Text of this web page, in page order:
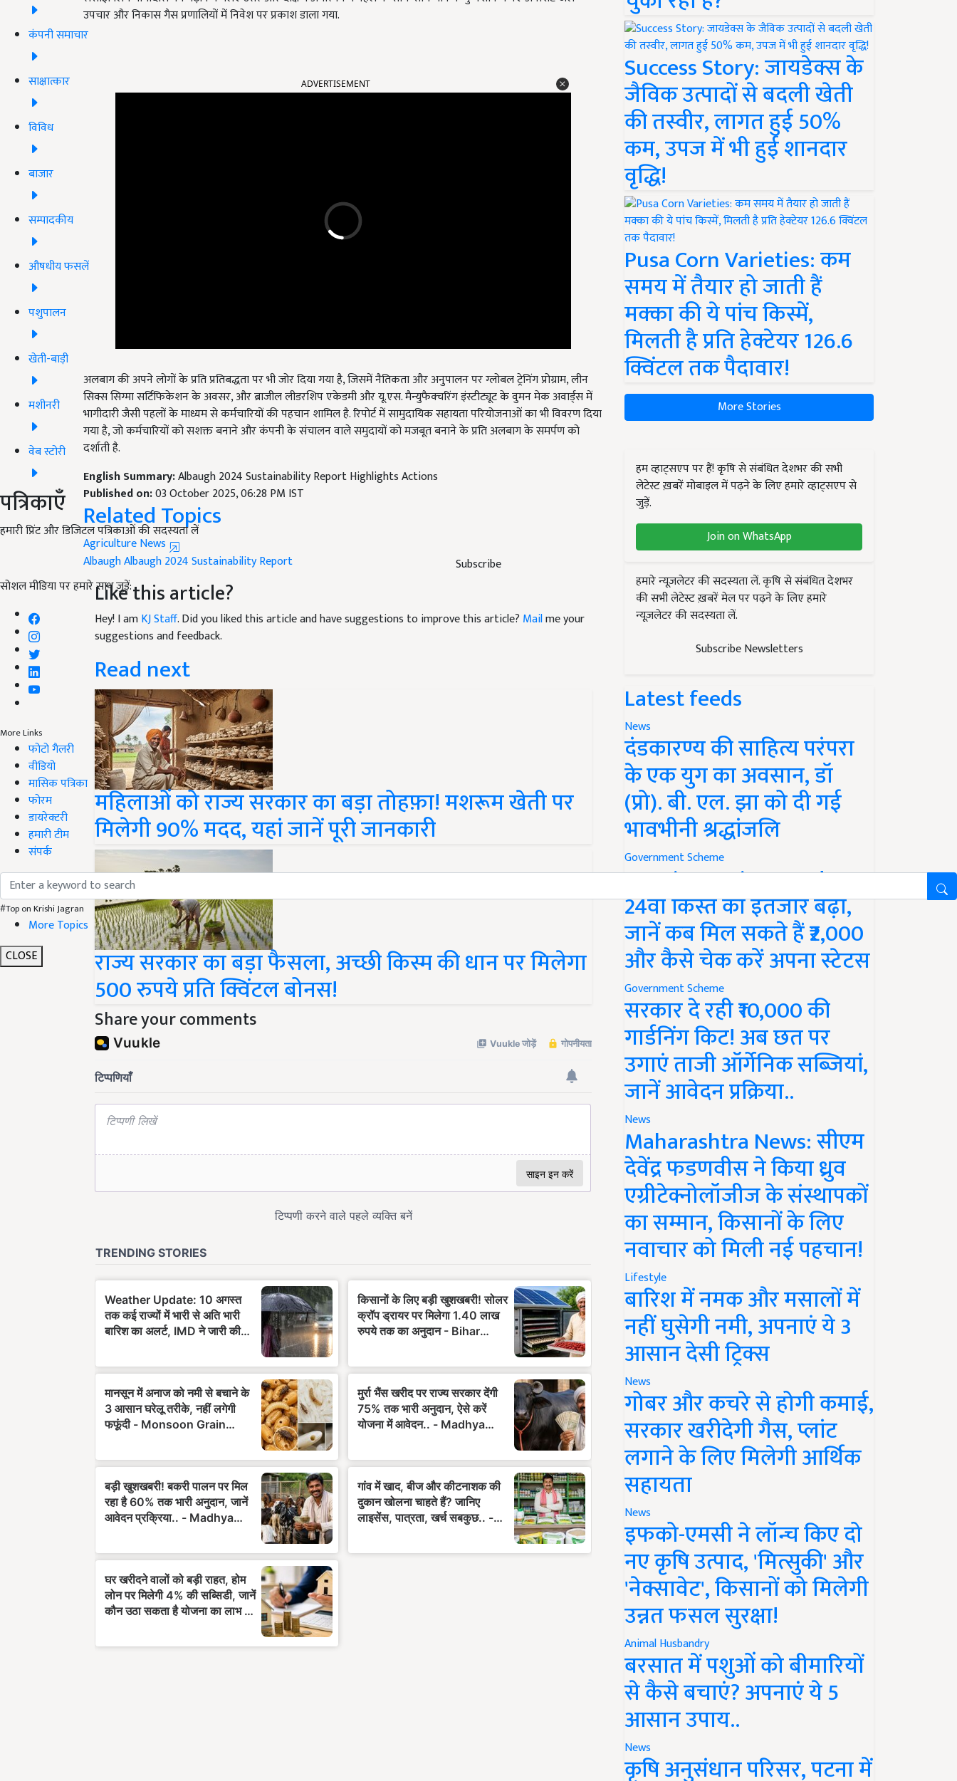
कंपनी समाचार
साक्षात्कार
विविध
बाजार
सम्पादकीय
औषधीय फसलें
पशुपालन
खेती-बाड़ी
मशीनरी
वेब स्टोरी
पत्रिकाएँ
हमारी प्रिंट और डिजिटल पत्रिकाओं की सदस्यता लें
Subscribe
सोशल मीडिया पर हमारे साथ जुड़ें:
More Links
फोटो गैलरी
वीडियो
मासिक पत्रिका
फोरम
डायरेक्टरी
हमारी टीम
संपर्क
#Top on Krishi Jagran
More Topics
CLOSE
उपचार और निकास गैस प्रणालियों में निवेश पर प्रकाश डाला गया.
सिक्स सिग्मा सर्टिफिकेशन के अवसर, और ब्राजील लीडरशिप एकेडमी और यू.एस. मैन्युफैक्चरिंग इंस्टीट्यूट के वुमन मेक अवार्ड्स में
भागीदारी जैसी पहलों के माध्यम से कर्मचारियों की पहचान शामिल है. रिपोर्ट में सामुदायिक सहायता परियोजनाओं का भी विवरण दिया
गया है,जो कर्मचारियों को सशक्त बनाने और कंपनी के संचालन वाले समुदायों को मजबूत बनाने के प्रतिअलबाग के समर्पण को
दर्शाती है.
Published on:03 October 2025, 06:28 PM IST
Related Topics
Agriculture News
AlbaughAlbaugh 2024 Sustainability Report
Like this article?
Hey! I amKJ Staff. Did you liked this article and have suggestions to improve this article?
suggestions and feedback.
Read next
महिलाओं को राज्य सरकार का बड़ा तोहफ़ा! मशरूम खेती पर
मिलेगी 90% मदद, यहां जानें पूरी जानकारी
राज्य सरकार का बड़ा फैसला, अच्छी किस्म की धान पर मिलेगा
500 रुपये प्रति क्विंटल बोनस!
Share your comments
Success Story: जायडेक्स के
जैविक उत्पादों से बदली खेती
की तस्वीर, लागत हुई 50%
कम, उपज में भी हुई शानदार
वृद्धि!
Pusa Corn Varieties: कम
समय में तैयार हो जाती हैं
मक्का की ये पांच किस्में,
मिलती है प्रति हेक्टेयर 126.6
क्विंटल तक पैदावार!
More Stories
हम व्हाट्सएप पर हैं! कृषि से संबंधित देशभर की सभी
लेटेस्ट ख़बरें मोबाइल में पढ़ने के लिए हमारे व्हाट्सएप से
जुड़ें.
Join on WhatsApp
हमारे न्यूज़लेटर की सदस्यता लें. कृषि से संबंधित देशभर
की सभी लेटेस्ट ख़बरें मेल पर पढ़ने के लिए हमारे
न्यूज़लेटर की सदस्यता लें.
Subscribe Newsletters
Latest feeds
News
दंडकारण्य की साहित्य परंपरा
के एक युग का अवसान, डॉ
(प्रो). बी. एल. झा को दी गई
भावभीनी श्रद्धांजलि
Government Scheme
PM Kisan Yojana Update:
24वीं किस्त का इंतजार बढ़ा,
जानें कब मिल सकते हैं ₹2,000
और कैसे चेक करें अपना स्टेटस
Government Scheme
सरकार दे रही ₹10,000 की
गार्डनिंग किट! अब छत पर
उगाएं ताजी ऑर्गेनिक सब्जियां,
जानें आवेदन प्रक्रिया..
News
Maharashtra News: सीएम
देवेंद्र फडणवीस ने किया ध्रुव
एग्रीटेक्नोलॉजीज के संस्थापकों
का सम्मान, किसानों के लिए
नवाचार को मिली नई पहचान!
Lifestyle
बारिश में नमक और मसालों में
नहीं घुसेगी नमी, अपनाएं ये 3
आसान देसी ट्रिक्स
News
गोबर और कचरे से होगी कमाई,
सरकार खरीदेगी गैस, प्लांट
लगाने के लिए मिलेगी आर्थिक
सहायता
News
इफको-एमसी ने लॉन्च किए दो
नए कृषि उत्पाद, 'मित्सुकी' और
'नेक्सावेट', किसानों को मिलेगी
उन्नत फसल सुरक्षा!
Animal Husbandry
बरसात में पशुओं को बीमारियों
से कैसे बचाएं? अपनाएं ये 5
आसान उपाय..
News
कृषि अनुसंधान परिसर, पटना में